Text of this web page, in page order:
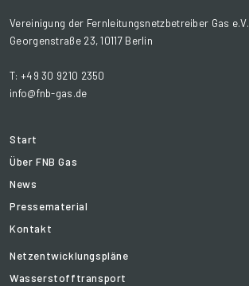
Vereinigung der Fernleitungsnetzbetreiber Gas e.V.
Georgenstraße 23, 10117 Berlin
T: +49 30 9210 2350
info@fnb-gas.de
Start
Über FNB Gas
News
Pressematerial
Kontakt
Netzentwicklungspläne
Wasserstofftransport